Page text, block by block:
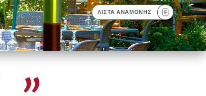
ΛΊΣΤΑ ΑΝΑΜΟΝΉΣ